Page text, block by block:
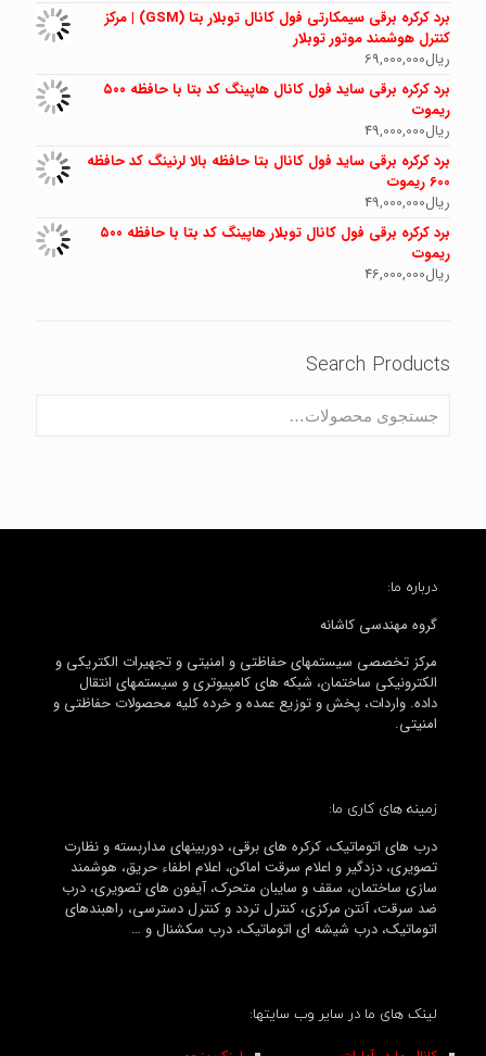
برد کرکره برقی سیمکارتی فول کانال توبلار بتا (GSM) | مرکز
کنترل هوشمند موتور توبلار
ریال69,000,000
برد کرکره برقی ساید فول کانال هاپینگ کد بتا با حافظه ۵۰۰
ریموت
ریال49,000,000
برد کرکره برقی ساید فول کانال بتا حافظه بالا لرنینگ کد حافظه
600 ریموت
ریال49,000,000
برد کرکره برقی فول کانال توبلار هاپینگ کد بتا با حافظه ۵۰۰
ریموت
ریال46,000,000
Search Products
درباره ما:
گروه مهندسی کاشانه
مرکز تخصصی سیستمهای حفاظتی و امنیتی و تجهیرات الکتریکی و
الکترونیکی ساختمان، شبکه های کامپیوتری و سیستمهای انتقال
داده. واردات، پخش و توزیع عمده و خرده کلیه محصولات حفاظتی و
امنیتی.
زمینه های کاری ما:
درب های اتوماتیک، کرکره های برقی، دوربینهای مداربسته و نظارت
تصویری، دزدگیر و اعلام سرقت اماکن، اعلام اطفاء حریق، هوشمند
سازی ساختمان، سقف و سایبان متحرک، آیفون های تصویری، درب
ضد سرقت، آنتن مرکزی، کنترل تردد و کنترل دسترسی، راهبندهای
اتوماتیک، درب شیشه ای اتوماتیک، درب سکشنال و …
لینک های ما در سایر وب سایتها: